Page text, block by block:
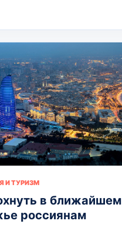
И ТУРИЗМ
в ближайшем
россиянам